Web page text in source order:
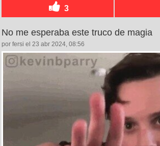
3
No me esperaba este truco de magia
por fersi el 23 abr 2024, 08:56